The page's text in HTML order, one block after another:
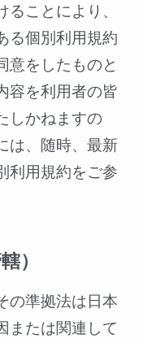
ことにより、
る個別利用規約
意をしたものと
容を利用者の皆
しかねますの
は、随時、最新
利用規約をご参
）
の準拠法は日本
または関連して